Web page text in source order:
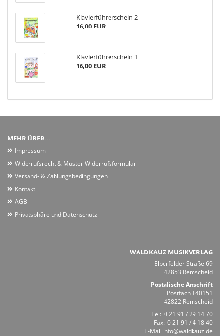
Klavierführerschein 2
16,00 EUR
Klavierführerschein 1
16,00 EUR
MEHR ÜBER...
Impressum
Widerrufsrecht & Muster-Widerrufsformular
Versand- & Zahlungsbedingungen
Kontakt
AGB
Privatsphäre und Datenschutz
WALDKAUZ MUSIKVERLAG
Elberfelder Straße 69
42853 Remscheid
Postalische Anschrift
Postfach 140151
42822 Remscheid
Tel: 0 21 91 / 29 14 70
Fax: 0 21 91 / 4 18 40
E-Mail info@waldkauz.de